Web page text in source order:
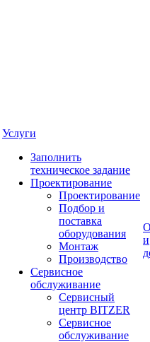
Услуги
Заполнить
техническое задание
Проектирование
Проектирование
Подбор и
поставка
оборудования
Монтаж
Производство
Сервисное
обслуживание
Сервисный
центр BITZER
Сервисное
обслуживание
и